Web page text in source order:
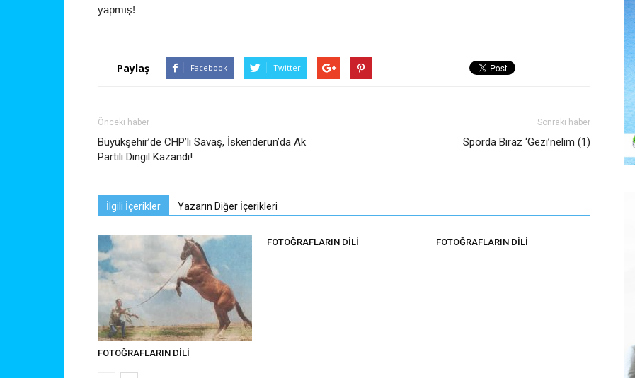
yapmış!
Paylaş Facebook Twitter
Önceki haber
Büyükşehir’de CHP’li Savaş, İskenderun’da Ak
Partili Dingil Kazandı!
Sonraki haber
Sporda Biraz ‘Gezi’nelim (1)
İlgili İçerikler Yazarın Diğer İçerikleri
FOTOĞRAFLARIN DİLİ
FOTOĞRAFLARIN DİLİ FOTOĞRAFLARIN DİLİ